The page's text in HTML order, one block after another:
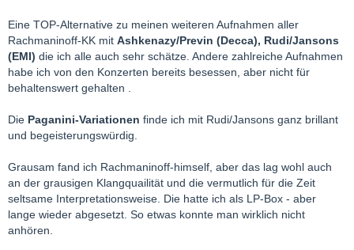
Eine TOP-Alternative zu meinen weiteren Aufnahmen aller
Rachmaninoff-KK mit Ashkenazy/Previn (Decca), Rudi/Jansons
(EMI) die ich alle auch sehr schätze. Andere zahlreiche Aufnahmen
habe ich von den Konzerten bereits besessen, aber nicht für
behaltenswert gehalten .
Die Paganini-Variationen finde ich mit Rudi/Jansons ganz brillant
und begeisterungswürdig.
Grausam fand ich Rachmaninoff-himself, aber das lag wohl auch
an der grausigen Klangquailität und die vermutlich für die Zeit
seltsame Interpretationsweise. Die hatte ich als LP-Box - aber
lange wieder abgesetzt. So etwas konnte man wirklich nicht
anhören.